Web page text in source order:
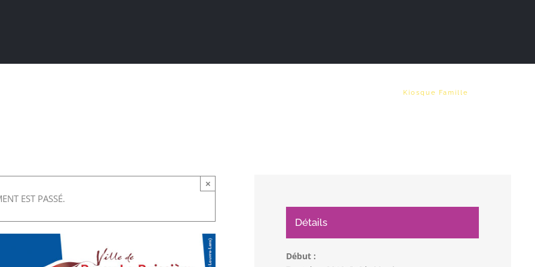
Kiosque Famille
EST PASSÉ.
×
Détails
Début :